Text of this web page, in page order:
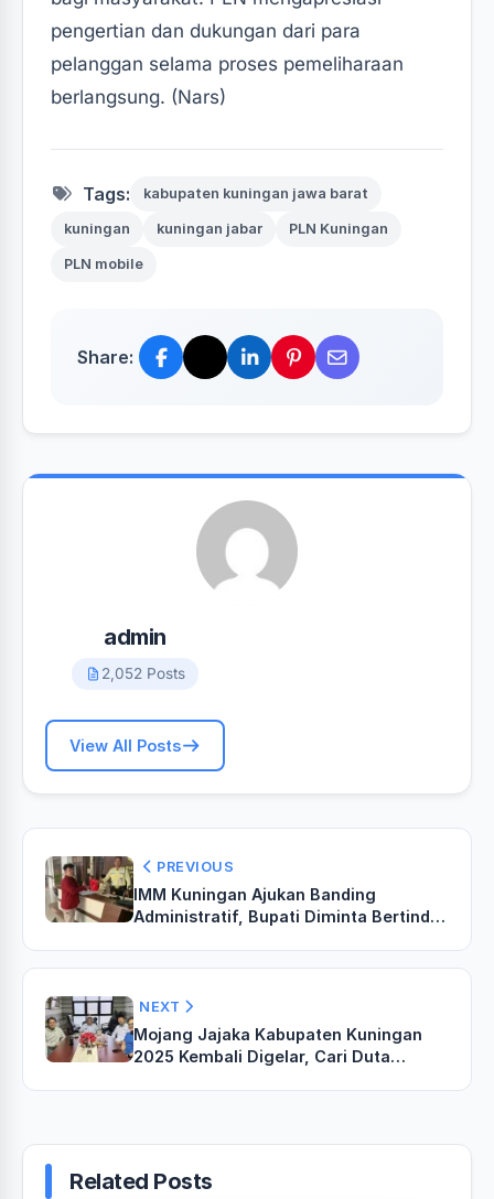
pengertian dan dukungan dari para
pelanggan selama proses pemeliharaan
berlangsung. (Nars)‎
Tags: kabupaten kuningan jawa barat
kuningan kuningan jabar PLN Kuningan
PLN mobile
Share:
admin
2,052 Posts
View All Posts
PREVIOUS
‎‎IMM Kuningan Ajukan Banding
Administratif, Bupati Diminta Bertindak
NEXT
‎Mojang Jajaka Kabupaten Kuningan
2025 Kembali Digelar, Cari Duta
Related Posts